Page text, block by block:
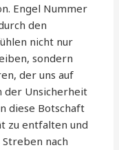
Engel Nummer
den
nicht nur
sondern
der uns auf
der Unsicherheit
diese Botschaft
zu entfalten und
nach